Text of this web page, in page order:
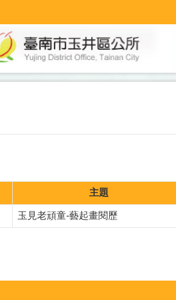
主題
玉見老頑童-藝起畫閱歷